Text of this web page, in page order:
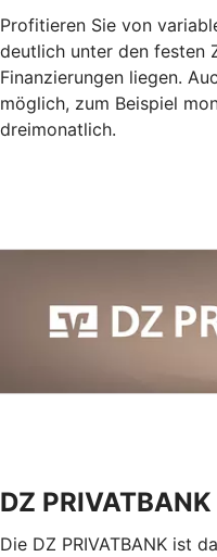
Profitieren Sie von
deutlich unter den festen
Finanzierungen liegen.
möglich, zum Beispiel
dreimonatlich.
DZ PRIVATBANK
Die DZ PRIVATBANK ist